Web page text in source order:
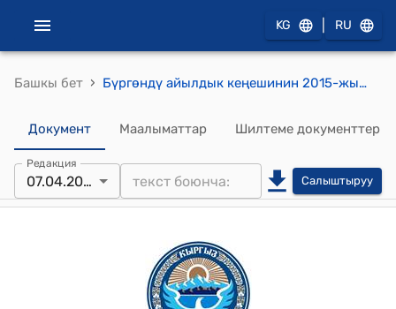
KG RU
Башкы бет › Бүргөндү айылдык кеңешинин 2015-жылдын 7-апрелиндеги № 4 "Бүргөндү айыл Өкмөтүнүн бюджетинде 01.01.2015-жылга калган 1699,8 миң сом калдык акча каражатын бөлүштүрүү жөнүндө" токтому
Документ Маалыматтар Шилтеме документтер
Редакция
07.04.2015 Салыштыруу